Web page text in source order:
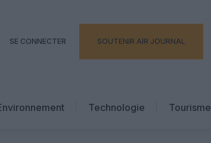
SE CONNECTER SOUTENIR AIR JOURNAL
Technologie
Tourisme